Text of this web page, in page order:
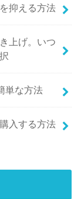
抑える方法
上げ。いつ
単な方法
入する方法